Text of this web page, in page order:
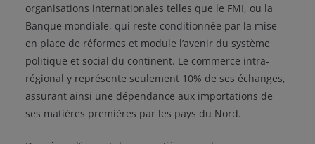
organisations internationales telles que le FMI, ou la
Banque mondiale, qui reste conditionnée par la mise
en place de réformes et module l’avenir du système
politique et social du continent. Le commerce intra-
régional y représente seulement 10% de ses échanges,
assurant ainsi une dépendance aux importations de
ses matières premières par les pays du Nord.